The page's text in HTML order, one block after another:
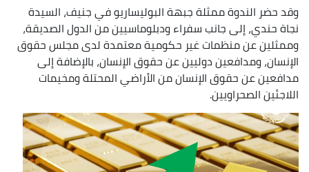
وقد حضر الندوة ممثلة جبهة البوليساريو في جنيف، السيدة
نجاة حندي، إلى جانب سفراء ودبلوماسيين من الدول الصديقة،
وممثلين عن منظمات غير حكومية معتمدة لدى مجلس حقوق
الإنسان، ومدافعين دوليين عن حقوق الإنسان، بالإضافة إلى
مدافعين عن حقوق الإنسان من الأراضي المحتلة ومخيمات
اللاجئين الصحراويين.